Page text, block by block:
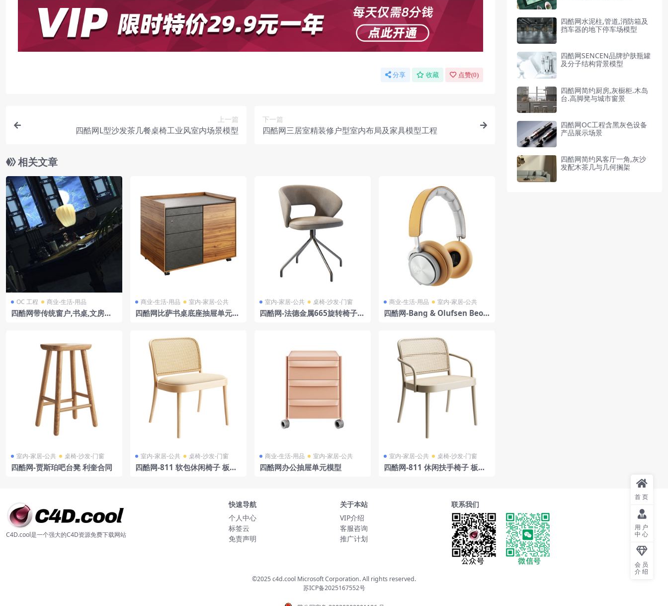
分享 收藏 点赞(0)
上一篇
四酷网L型沙发茶几餐桌椅工业风室内场景模型
下一篇
四酷网三居室精装修户型室内布局及家具模型工程
相关文章
OC 工程 商业-生活-用品
四酷网带传统窗户,书桌,文房四
商业-生活-用品 室内-家居-公共
四酷网比萨书桌底座抽屉单元模
室内-家居-公共 桌椅-沙发-门窗
四酷网-法德金属665旋转椅子
商业-生活-用品 室内-家居-公共
四酷网-Bang & Olufsen BeoP
室内-家居-公共 桌椅-沙发-门窗
四酷网-贾斯珀吧台凳 利奎合同
室内-家居-公共 桌椅-沙发-门窗
四酷网-811 软包休闲椅子 板凳
商业-生活-用品 室内-家居-公共
四酷网办公抽屉单元模型
室内-家居-公共 桌椅-沙发-门窗
四酷网-811 休闲扶手椅子 板凳
四酷网水泥柱,管道,消防箱及
挡车器的地下停车场模型
四酷网SENCEN品牌护肤瓶罐
及分子结构背景模型
四酷网简约厨房,灰橱柜.木岛
台.高脚凳与城市窗景
四酷网OC工程含黑灰色设备
产品展示场景
四酷网简约风客厅一角,灰沙
发配木茶几与几何搁架
C4D.cool是一个强大的C4D资源免费下载网站
快速导航
个人中心
标签云
免责声明
关于本站
VIP介绍
客服咨询
推广计划
联系我们
©2025 c4d.cool Microsoft Corporation. All rights reserved.
苏ICP备2025167552号
首页
用户
中心
会员
介绍